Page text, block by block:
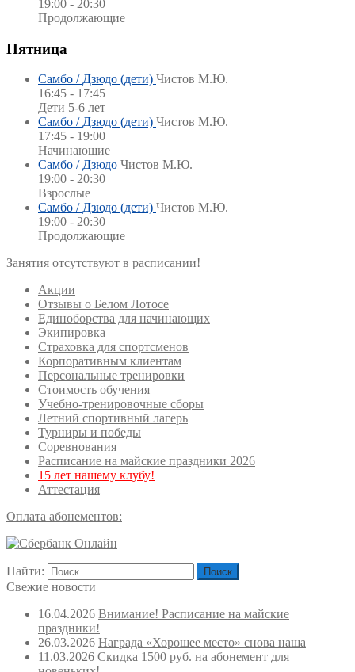
19:00 - 20:30
Продолжающие
Пятница
Самбо / Дзюдо (дети) Чистов М.Ю.
16:45 - 17:45
Дети 5-6 лет
Самбо / Дзюдо (дети) Чистов М.Ю.
17:45 - 19:00
Начинающие
Самбо / Дзюдо Чистов М.Ю.
19:00 - 20:30
Взрослые
Самбо / Дзюдо (дети) Чистов М.Ю.
19:00 - 20:30
Продолжающие
Занятия отсутствуют в расписании!
Акции
Отзывы о Белом Лотосе
Единоборства для начинающих
Экипировка
Страховка для спортсменов
Корпоративным клиентам
Персональные тренировки
Стоимость обучения
Учебно-тренировочные сборы
Летний спортивный лагерь
Турниры и победы
Соревнования
Расписание на майские праздники 2026
15 лет нашему клубу!
Аттестация
Оплата абонементов:
Найти:
Свежие новости
16.04.2026 Внимание! Расписание на майские
праздники!
26.03.2026 Награда «Хорошее место» снова наша
11.03.2026 Скидка 1500 руб. на абонемент для